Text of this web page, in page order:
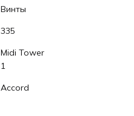
Винты
335
Midi Tower
1
Accord